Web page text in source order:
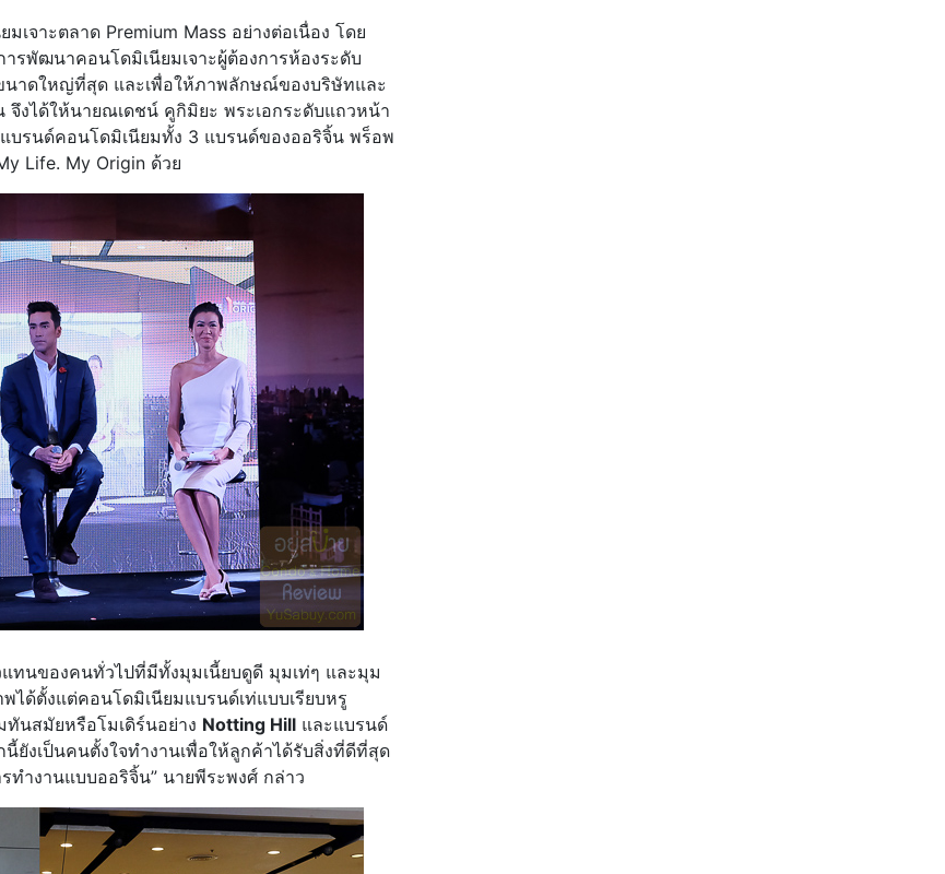
จาะตลาด Premium Mass อย่างต่อเนื่อง โดย
รพัฒนาคอนโดมิเนียมเจาะผู้ต้องการห้องระดับ
นาดใหญ่ที่สุด และเพื่อให้ภาพลักษณ์ของบริษัทและ
งได้ให้นายณเดชน์ คูกิมิยะ พระเอกระดับแถวหน้า
บรนด์คอนโดมิเนียมทั้ง 3 แบรนด์ของออริจิ้น พร็อพ
Life. My Origin ด้วย
ทนของคนทั่วไปที่มีทั้งมุมเนี้ยบดูดี มุมเท่ๆ และมุม
ได้ตั้งแต่คอนโดมิเนียมแบรนด์เท่แบบเรียบหรู
นสมัยหรือโมเดิร์นอย่าง Notting Hill และแบรนด์
นี้ยังเป็นคนตั้งใจทำงานเพื่อให้ลูกค้าได้รับสิ่งที่ดีที่สุด
ำงานแบบออริจิ้น” นายพีระพงศ์ กล่าว